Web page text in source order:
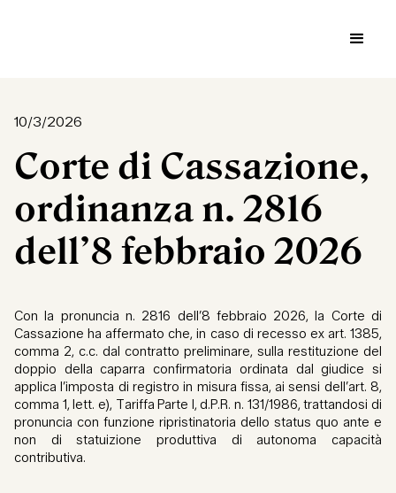
10/3/2026
Corte di Cassazione,
ordinanza n. 2816
dell’8 febbraio 2026
Con la pronuncia n. 2816 dell’8 febbraio 2026, la Corte di
Cassazione ha affermato che, in caso di recesso ex art. 1385,
comma 2, c.c. dal contratto preliminare, sulla restituzione del
doppio della caparra confirmatoria ordinata dal giudice si
applica l’imposta di registro in misura fissa, ai sensi dell’art. 8,
comma 1, lett. e), Tariffa Parte I, d.P.R. n. 131/1986, trattandosi di
pronuncia con funzione ripristinatoria dello status quo ante e
non di statuizione produttiva di autonoma capacità
contributiva.